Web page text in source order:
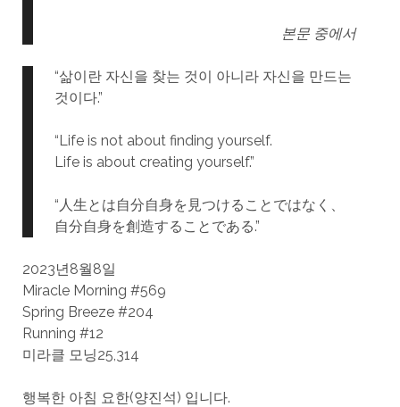
본문 중에서
“삶이란 자신을 찾는 것이 아니라 자신을 만드는
것이다.”
“Life is not about finding yourself.
Life is about creating yourself.”
“人生とは自分自身を見つけることではなく、
自分自身を創造することである.”
2023년8월8일
Miracle Morning #569
Spring Breeze #204
Running #12
미라클 모닝25,314
행복한 아침 요한(양진석) 입니다.